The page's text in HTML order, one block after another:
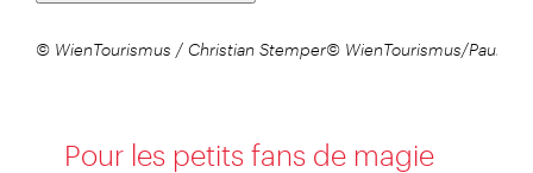
© WienTourismus / Christian Stemper© WienTourismus/Paul
Pour les petits fans de magie